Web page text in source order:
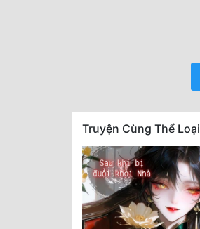
Truyện Cùng Thể Loại